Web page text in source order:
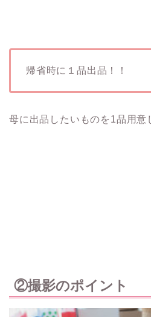
帰省時に１品出品！！
母に出品したいものを1品用意
②撮影のポイント